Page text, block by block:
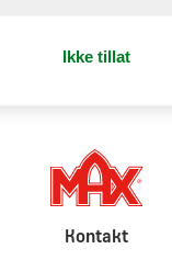
Ikke tillat
Kontakt